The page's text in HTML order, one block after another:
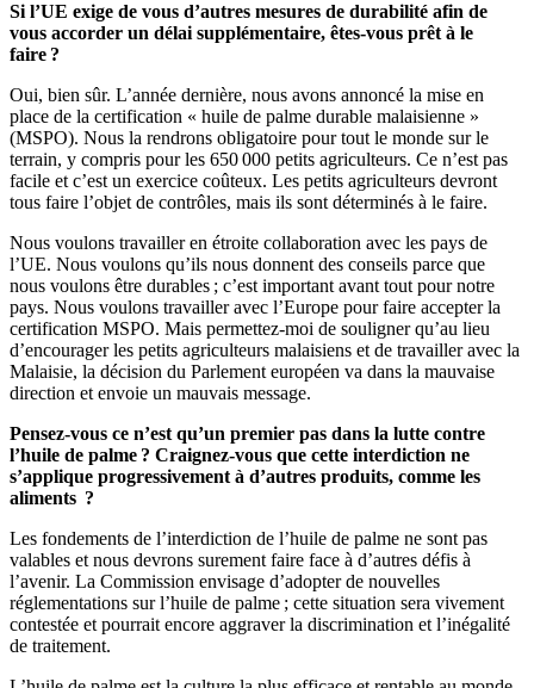
Si l’UE exige de vous d’autres mesures de durabilité afin de
vous accorder un délai supplémentaire, êtes-vous prêt à le
faire ?
Oui, bien sûr. L’année dernière, nous avons annoncé la mise en
place de la certification « huile de palme durable malaisienne »
(MSPO). Nous la rendrons obligatoire pour tout le monde sur le
terrain, y compris pour les 650 000 petits agriculteurs. Ce n’est pas
facile et c’est un exercice coûteux. Les petits agriculteurs devront
tous faire l’objet de contrôles, mais ils sont déterminés à le faire.
Nous voulons travailler en étroite collaboration avec les pays de
l’UE. Nous voulons qu’ils nous donnent des conseils parce que
nous voulons être durables ; c’est important avant tout pour notre
pays. Nous voulons travailler avec l’Europe pour faire accepter la
certification MSPO. Mais permettez-moi de souligner qu’au lieu
d’encourager les petits agriculteurs malaisiens et de travailler avec la
Malaisie, la décision du Parlement européen va dans la mauvaise
direction et envoie un mauvais message.
Pensez-vous ce n’est qu’un premier pas dans la lutte contre
l’huile de palme ? Craignez-vous que cette interdiction ne
s’applique progressivement à d’autres produits, comme les
aliments ?
Les fondements de l’interdiction de l’huile de palme ne sont pas
valables et nous devrons surement faire face à d’autres défis à
l’avenir. La Commission envisage d’adopter de nouvelles
réglementations sur l’huile de palme ; cette situation sera vivement
contestée et pourrait encore aggraver la discrimination et l’inégalité
de traitement.